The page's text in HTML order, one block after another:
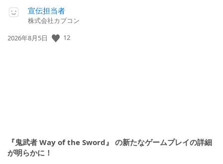
宣伝担当者
株式会社カプコン
公
2026年8月5日 12
『鬼武者 Way of the Sword』 の新たなゲームプレイの詳細
が明らかに！